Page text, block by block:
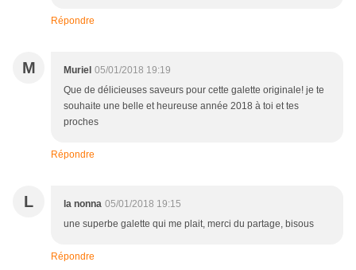
Répondre
M Muriel 05/01/2018 19:19
Que de délicieuses saveurs pour cette galette originale! je te
souhaite une belle et heureuse année 2018 à toi et tes
proches
Répondre
L la nonna 05/01/2018 19:15
une superbe galette qui me plait, merci du partage, bisous
Répondre